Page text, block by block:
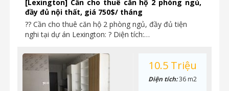
[Lexington] Cần cho thuê căn hộ 2 phòng ngủ,
đầy đủ nội thất, giá 750$/ tháng
?? Cần cho thuê căn hộ 2 phòng ngủ, đầy đủ tiện
nghi tại dự án Lexington: ? Diện tích:…
10.5 Triệu
Diện tích:36 m2